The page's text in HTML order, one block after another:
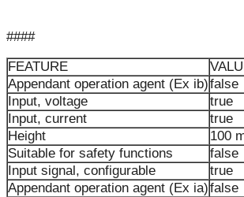
####
FEATURE
Appendant operation agent (Ex ib)false
Input, voltage
true
Input, current
true
Height
100
Suitable for safety functions
false
Input signal, configurable
true
Appendant operation agent (Ex ia)false